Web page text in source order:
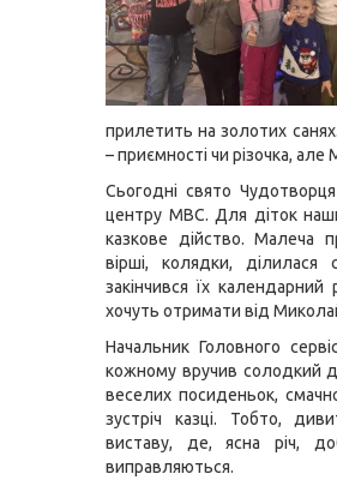
прилетить на золотих
– приємності чи різочка,
Сьогодні свято
центру МВС. Для діток
казкове дійство. Малеча
вірші, колядки, ділилася
закінчився їх
хочуть отримати від
Начальник Головного
кожному вручив солодкий
веселих посиденьок,
зустріч казці. Тобто,
виставу, де, ясна річ,
виправляються.